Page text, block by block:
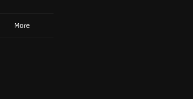
More